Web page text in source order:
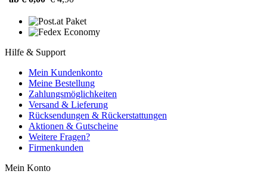
Hilfe & Support
Mein Kundenkonto
Meine Bestellung
Zahlungsmöglichkeiten
Versand & Lieferung
Rücksendungen & Rückerstattungen
Aktionen & Gutscheine
Weitere Fragen?
Firmenkunden
Mein Konto